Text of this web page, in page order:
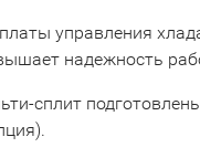
управления
надежность
сплит